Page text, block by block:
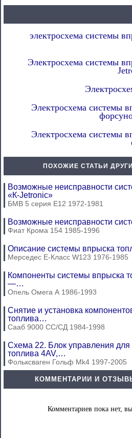
электросхема системы
Электросхема системы
Электросхема системы
Электросхема системы
ПОХОЖИЕ СТАТЬИ
Возможные неисправности
«К-Jetronic»
БМВ 5 серия Е12 1972-1981
Возможные неисправности
Фиат Крома 154 1985-1996
Описание системы впрыска
Мерседес E-Класс W123 1976-1985
Компоненты системы впрыска
—…
Опель Омега А 1986-1993
Снятие и установка
топлива…
Сааб 9000 СС/СД 1984-1998
Схема 22. Блок управления
топлива 4AV,…
Фольксваген Гольф Mk4 1997-2005
КОММЕНТАРИИ И
Комментариев пока нет,